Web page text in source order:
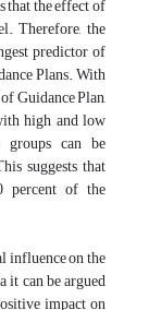
that the effect of
Therefore, the
predictor of
Plans. With
Guidance Plan,
high and low
can be
suggests that
percent of the
influence on the
it can be argued